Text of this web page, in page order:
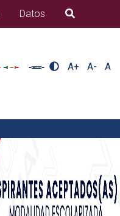
Datos B�squeda
A+ A- A